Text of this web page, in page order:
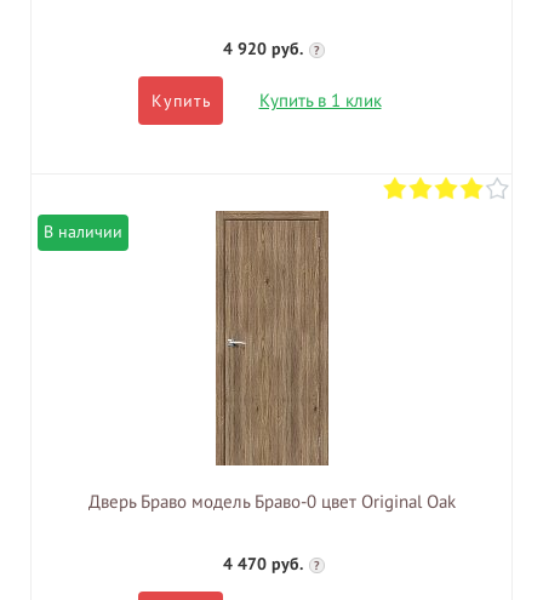
4 920 руб. ?
Купить Купить в 1 клик
В наличии
Дверь Браво модель Браво-0 цвет Original Oak
4 470 руб. ?